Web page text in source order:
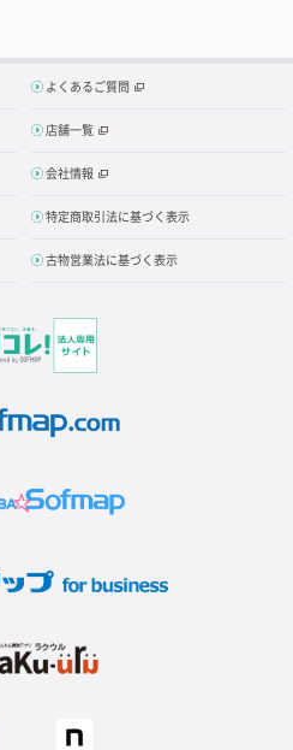
よくあるご質問
店舗一覧
会社情報
特定商取引法に基づく表示
古物営業法に基づく表示